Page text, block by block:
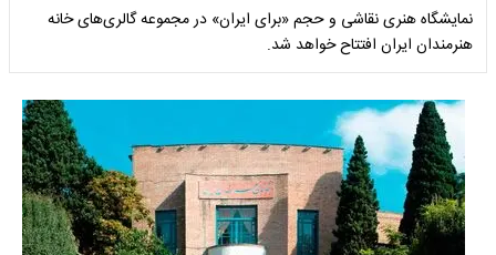
نمایشگاه هنری نقاشی و حجم «برای ایران» در مجموعه گالری‌های خانه
هنرمندان ایران افتتاح خواهد شد.